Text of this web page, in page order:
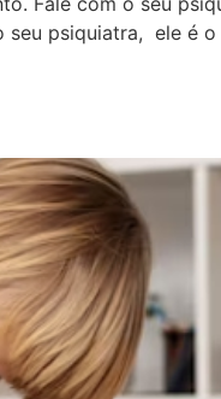
seu psiquiatra, ele é